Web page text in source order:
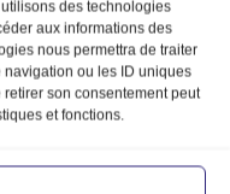
des technologies
aux informations des
nous permettra de traiter
ou les ID uniques
son consentement peut
et fonctions.